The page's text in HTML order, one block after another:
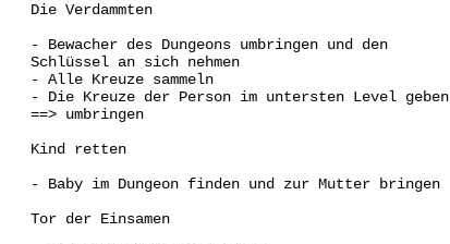
Die Verdammten
- Bewacher des Dungeons umbringen und den
Schlüssel an sich nehmen
- Alle Kreuze sammeln
- Die Kreuze der Person im untersten Level geben
==> umbringen
Kind retten
- Baby im Dungeon finden und zur Mutter bringen
Tor der Einsamen